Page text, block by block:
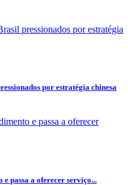
por estratégia chinesa
passa a oferecer serviço...